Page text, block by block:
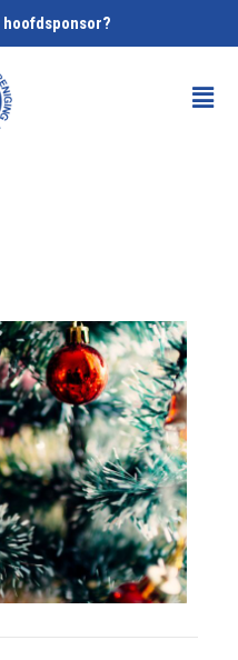
hoofdsponsor?